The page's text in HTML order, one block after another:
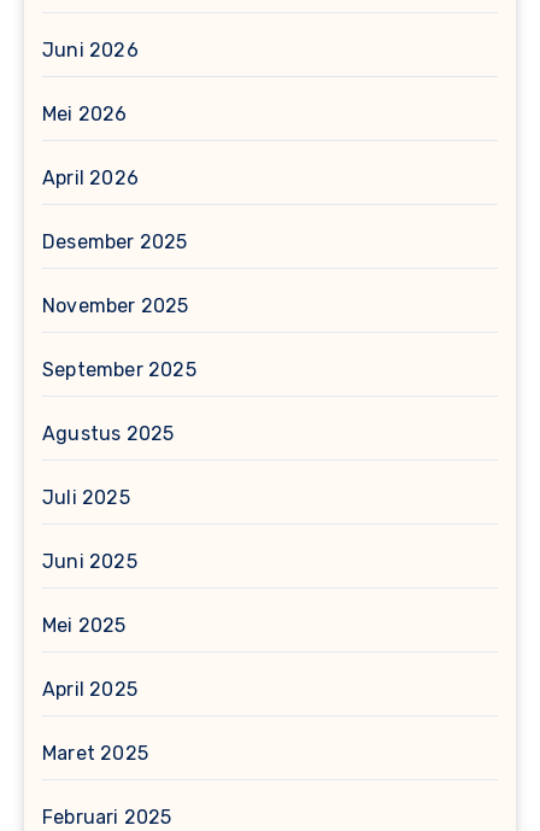
Juni 2026
Mei 2026
April 2026
Desember 2025
November 2025
September 2025
Agustus 2025
Juli 2025
Juni 2025
Mei 2025
April 2025
Maret 2025
Februari 2025